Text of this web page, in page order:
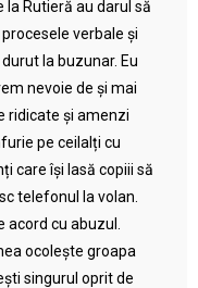
la Rutieră au darul să
verbale și
la buzunar. Eu
nevoie de și mai
ridicate și amenzi
pe ceilalți cu
care își lasă copiii să
telefonul la volan.
cu abuzul.
ocolește groapa
singurul oprit de